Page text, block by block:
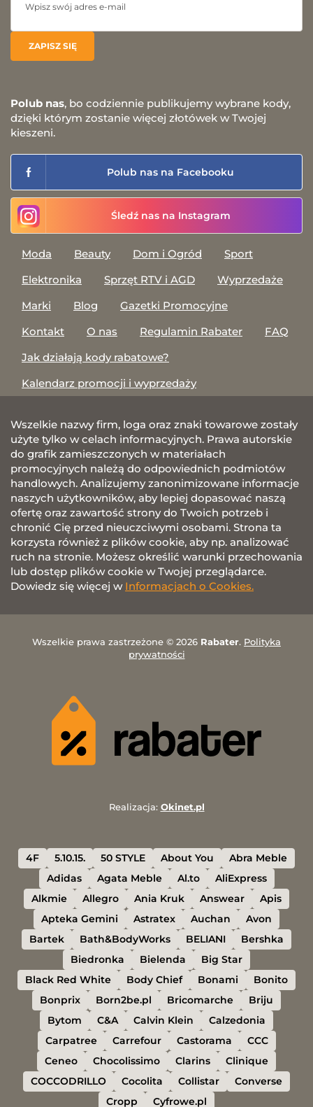
Polub nas, bo codziennie publikujemy wybrane kody,
dzięki którym zostanie więcej złotówek w Twojej
kieszeni.
Polub nas na Facebooku
Śledź nas na Instagram
Moda Beauty Dom i Ogród
Sport
Elektronika
Sprzęt RTV i AGD
Wyprzedaże
Marki
Blog
Gazetki Promocyjne
Kontakt
O nas Regulamin Rabater
FAQ
Jak działają kody rabatowe?
Kalendarz promocji i wyprzedaży
Wszelkie nazwy firm, loga oraz znaki towarowe zostały
użyte tylko w celach informacyjnych. Prawa autorskie
do grafik zamieszczonych w materiałach
promocyjnych należą do odpowiednich podmiotów
handlowych. Analizujemy zanonimizowane informacje
naszych użytkowników, aby lepiej dopasować naszą
ofertę oraz zawartość strony do Twoich potrzeb i
chronić Cię przed nieuczciwymi osobami. Strona ta
korzysta również z plików cookie, aby np. analizować
ruch na stronie. Możesz określić warunki przechowania
lub dostęp plików cookie w Twojej przeglądarce.
Dowiedz się więcej w Informacjach o Cookies.
Wszelkie prawa zastrzeżone © 2026 Rabater. Polityka
prywatności
Realizacja: Okinet.pl
4F 5.10.15. 50 STYLE About You
Abra Meble
Adidas
Agata Meble Al.to
AliExpress
Alkmie
Allegro Ania Kruk Answear
Apis
Apteka Gemini
Astratex Auchan
Avon
Bartek
Bath&BodyWorks BELIANI
Bershka
Biedronka
Bielenda
Big Star
Black Red White
Body Chief Bonami
Bonito
Bonprix
Born2be.pl Bricomarche
Briju
Bytom
C&A Calvin Klein
Calzedonia
Carpatree
Carrefour Castorama
CCC
Ceneo
Chocolissimo Clarins
Clinique
COCCODRILLO
Cocolita Collistar
Converse
Cropp
Cyfrowe.pl